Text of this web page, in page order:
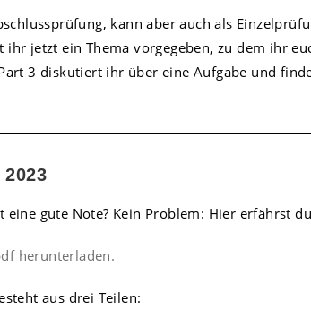
kann aber auch als
jetzt ein Thema vorgegeben, zu dem ihr
3 diskutiert ihr über eine Aufgabe und
eine gute Note? Kein Problem: Hier erfährst
herunterladen.
aus drei Teilen: